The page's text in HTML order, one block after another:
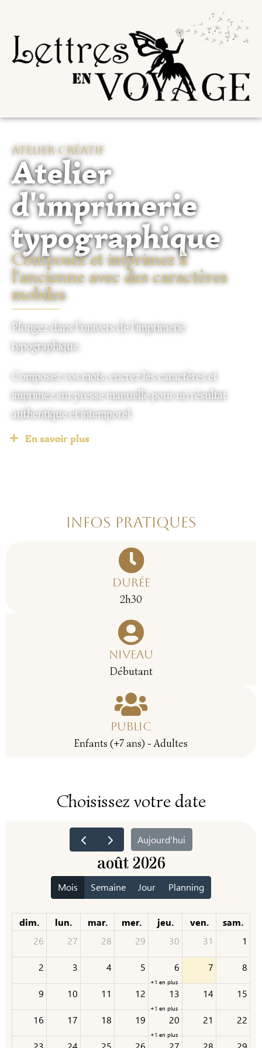
Atelier créatif
Atelier
d'imprimerie
typographique
Composez et imprimez à
l'ancienne avec des caractères
mobiles
Plongez dans l’univers de l’imprimerie
typographique.
Composez vos mots, encrez les caractères et
imprimez sur presse manuelle pour un résultat
authentique et intemporel.
En savoir plus
Infos pratiques
Durée
2h30
Niveau
Débutant
Public
Enfants (+7 ans) - Adultes
Choisissez votre date
Aujourd'hui
août 2026
Mois Semaine Jour Planning
dim. lun. mar. mer. jeu. ven.
sam.
26
27 28 29 30 31 1
2 3 4 5 6
+1 en plus
7 8
9 10 11 12 13
+1 en plus
14 15
16 17 18 19 20
+1 en plus
21 22